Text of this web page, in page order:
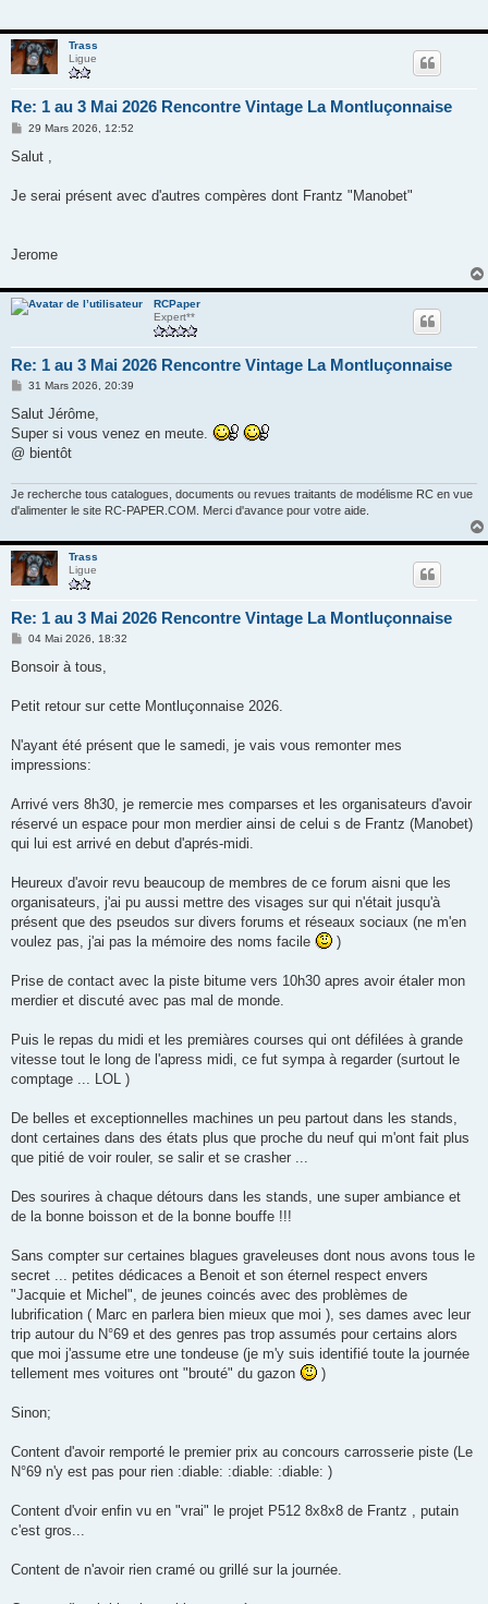
Trass
Ligue
Re: 1 au 3 Mai 2026 Rencontre Vintage La Montluçonnaise
M
s
g
29 Mars 2026, 12:52
Salut ,
Je serai présent avec d'autres compères dont Frantz "Manobet"
Jerome
RCPaper
Expert**
Re: 1 au 3 Mai 2026 Rencontre Vintage La Montluçonnaise
M
s
a
g
31 Mars 2026, 20:39
Salut Jérôme,
Super si vous venez en meute.
@ bientôt
Je recherche tous catalogues, documents ou revues traitants de modélisme RC en vue
d'alimenter le site RC-PAPER.COM. Merci d'avance pour votre aide.
Trass
Ligue
Re: 1 au 3 Mai 2026 Rencontre Vintage La Montluçonnaise
M
s
g
04 Mai 2026, 18:32
Bonsoir à tous,
Petit retour sur cette Montluçonnaise 2026.
N'ayant été présent que le samedi, je vais vous remonter mes
impressions:
Arrivé vers 8h30, je remercie mes comparses et les organisateurs d'avoir
réservé un espace pour mon merdier ainsi de celui s de Frantz (Manobet)
qui lui est arrivé en debut d'aprés-midi.
Heureux d'avoir revu beaucoup de membres de ce forum aisni que les
organisateurs, j'ai pu aussi mettre des visages sur qui n'était jusqu'à
présent que des pseudos sur divers forums et réseaux sociaux (ne m'en
voulez pas, j'ai pas la mémoire des noms facile
)
Prise de contact avec la piste bitume vers 10h30 apres avoir étaler mon
merdier et discuté avec pas mal de monde.
Puis le repas du midi et les premiàres courses qui ont défilées à grande
vitesse tout le long de l'apress midi, ce fut sympa à regarder (surtout le
comptage ... LOL )
De belles et exceptionnelles machines un peu partout dans les stands,
dont certaines dans des états plus que proche du neuf qui m'ont fait plus
que pitié de voir rouler, se salir et se crasher ...
Des sourires à chaque détours dans les stands, une super ambiance et
de la bonne boisson et de la bonne bouffe !!!
Sans compter sur certaines blagues graveleuses dont nous avons tous le
secret ... petites dédicaces a Benoit et son éternel respect envers
"Jacquie et Michel", de jeunes coincés avec des problèmes de
lubrification ( Marc en parlera bien mieux que moi ), ses dames avec leur
trip autour du N°69 et des genres pas trop assumés pour certains alors
que moi j'assume etre une tondeuse (je m'y suis identifié toute la journée
tellement mes voitures ont "brouté" du gazon
)
Sinon;
Content d'avoir remporté le premier prix au concours carrosserie piste (Le
N°69 n'y est pas pour rien :diable: :diable: :diable: )
Content d'voir enfin vu en "vrai" le projet P512 8x8x8 de Frantz , putain
c'est gros...
Content de n'avoir rien cramé ou grillé sur la journée.